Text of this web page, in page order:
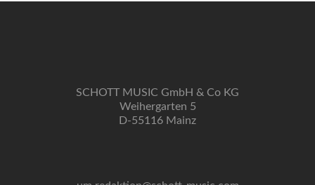
SCHOTT MUSIC GmbH & Co KG
Weihergarten 5
D-55116 Mainz